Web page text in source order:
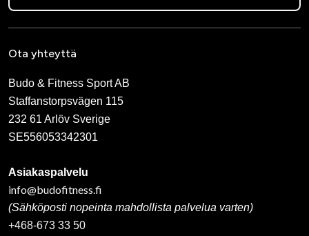
Ota yhteyttä
Budo & Fitness Sport AB
Staffanstorpsvägen 115
232 61 Arlöv Sverige
SE556053342301
Asiakaspalvelu
info@budofitness.fi
(Sähköposti nopeinta mahdollista palvelua varten)
+468-673 33 50